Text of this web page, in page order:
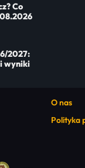
Co
2027:
wyniki
O nas
Polityka